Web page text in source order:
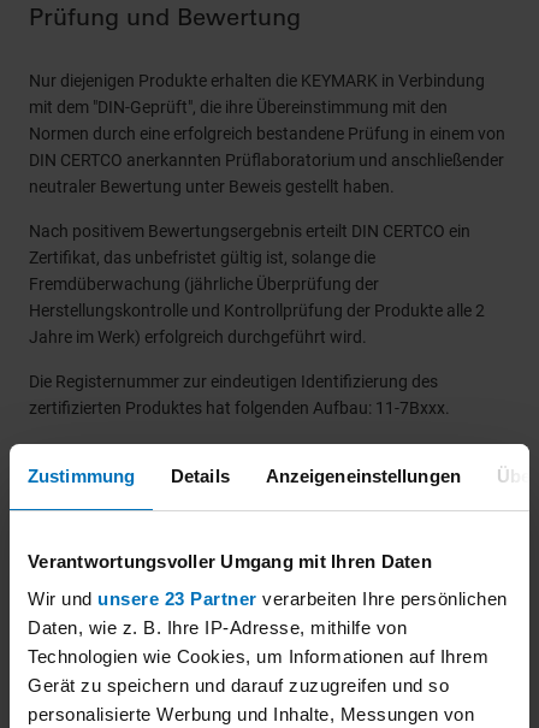
Zustimmung Details Anzeigeneinstellungen
Verantwortungsvoller Umgang mit Ihren Daten
Wir und unsere 23 Partner verarbeiten Ihre persönlichen
Daten, wie z. B. Ihre IP-Adresse, mithilfe von
Technologien wie Cookies, um Informationen auf Ihrem
Gerät zu speichern und darauf zuzugreifen und so
personalisierte Werbung und Inhalte, Messungen von
Prüfung und Bewertung
Nur diejenigen Produkte erhalten die KEYMARK in Verbindung
mit dem "DIN-Geprüft", die ihre Übereinstimmung mit den
Normen durch eine erfolgreich bestandene Prüfung in einem von
DIN CERTCO anerkannten Prüflaboratorium und anschließender
neutraler Bewertung unter Beweis gestellt haben.
Nach positivem Bewertungsergebnis erteilt DIN CERTCO ein
Zertifikat, das unbefristet gültig ist, solange die
Fremdüberwachung (jährliche Überprüfung der
Herstellungskontrolle und Kontrollprüfung der Produkte alle 2
Jahre im Werk) erfolgreich durchgeführt wird.
Die Registernummer zur eindeutigen Identifizierung des
zertifizierten Produktes hat folgenden Aufbau: 11-7Bxxx.
die auf unserer Homepage unter "Zertifikatinhaber" jederzeit
kostenlos abrufbar ist.
Dokumente
PDF Zertifizierungsantrag KEYMARK 84 KB Download
Zertifizierungsprogramm